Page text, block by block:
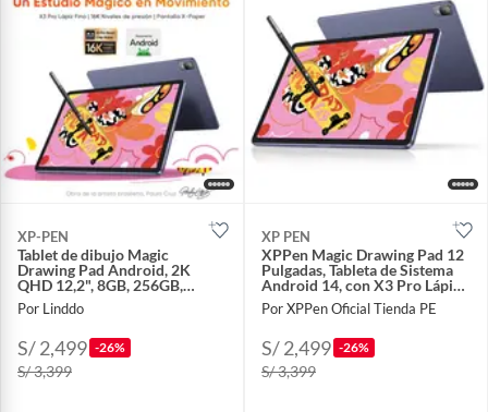
XP-PEN
Tablet de dibujo Magic
Drawing Pad Android, 2K
QHD 12,2", 8GB, 256GB,
16384 Niveles
Por Linddo
S/ 2,499 -26%
S/ 3,399
XP PEN
XPPen Magic Drawing Pad 12
Pulgadas, Tableta de Sistema
Android 14, con X3 Pro Lápiz
16,384 Niveles de Presión
Por XPPen Oficial Tienda PE
S/ 2,499 -26%
S/ 3,399